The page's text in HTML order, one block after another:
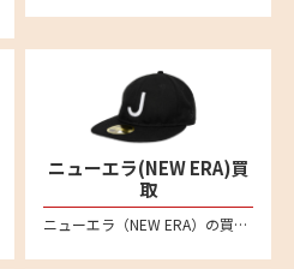
ニューエラ(NEW ERA)買
取
ニューエラ（NEW ERA）の買取ならリムーブ。キャップやアパレル、ゴルフアイテムなどの商品を高く売るなら宅配買取がおすすめ。ブランド品の査定なら専門店へ。送料や手数料など一切無料です